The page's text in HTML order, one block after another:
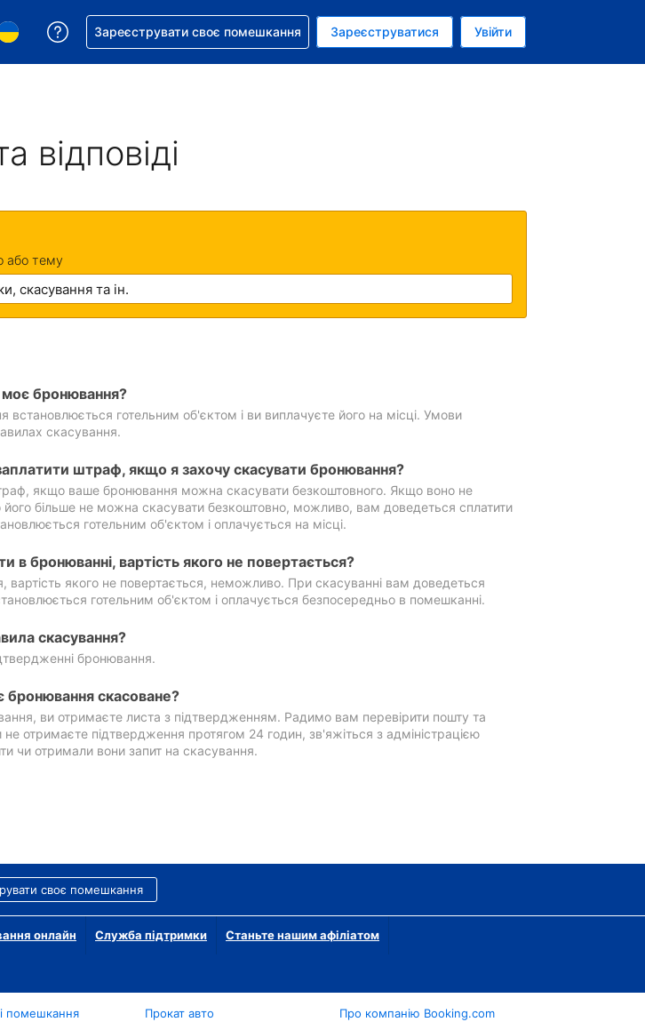
валюту. Ваша поточна валюта: Українська гривня
Виберіть мову. Ваша поточна мова: Українською
Отримайте допомогу з бронюванням
Зареєструвати своє помешкання Зареєструватися Увійти
відповіді
або тему
бронювання?
встановлюється готельним об'єктом і ви виплачуєте його на місці. Умови
скасування.
штраф, якщо я захочу скасувати бронювання?
якщо ваше бронювання можна скасувати безкоштовного. Якщо воно не
його більше не можна скасувати безкоштовно, можливо, вам доведеться сплатити
готельним об'єктом і оплачується на місці.
в бронюванні, вартість якого не повертається?
вартість якого не повертається, неможливо. При скасуванні вам доведеться
готельним об'єктом і оплачується безпосередньо в помешканні.
скасування?
бронювання.
бронювання скасоване?
ви отримаєте листа з підтвердженням. Радимо вам перевірити пошту та
отримаєте підтвердження протягом 24 годин, зв'яжіться з адміністрацією
чи отримали вони запит на скасування.
своє помешкання
онлайн Служба підтримки Станьте нашим афіліатом
помешкання
Прокат авто
Про компанію Booking.com